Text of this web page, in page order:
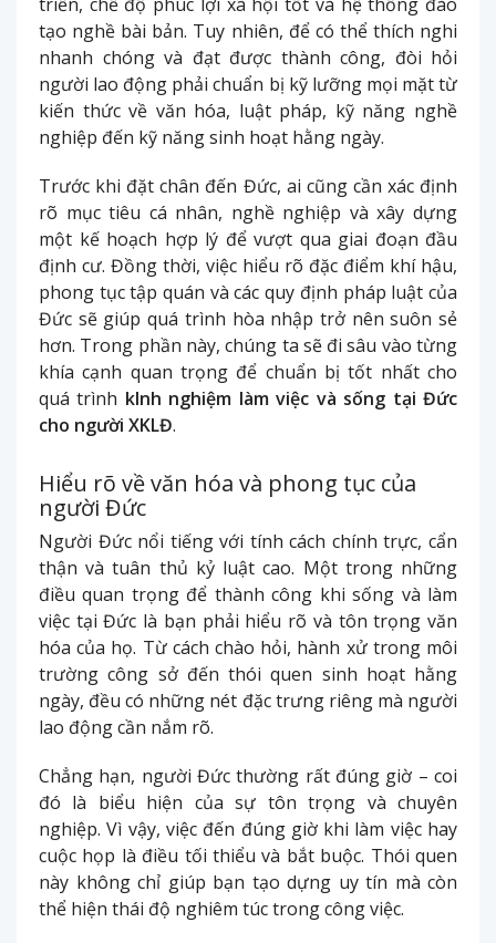
tạo nghề bài bản. Tuy nhiên, để có thể thích nghi
nhanh chóng và đạt được thành công, đòi hỏi
người lao động phải chuẩn bị kỹ lưỡng mọi mặt từ
kiến thức về văn hóa, luật pháp, kỹ năng nghề
nghiệp đến kỹ năng sinh hoạt hằng ngày.
Trước khi đặt chân đến Đức, ai cũng cần xác định
rõ mục tiêu cá nhân, nghề nghiệp và xây dựng
một kế hoạch hợp lý để vượt qua giai đoạn đầu
định cư. Đồng thời, việc hiểu rõ đặc điểm khí hậu,
phong tục tập quán và các quy định pháp luật của
Đức sẽ giúp quá trình hòa nhập trở nên suôn sẻ
hơn. Trong phần này, chúng ta sẽ đi sâu vào từng
khía cạnh quan trọng để chuẩn bị tốt nhất cho
quá trình kInh nghiệm làm việc và sống tại Đức
cho người XKLĐ.
Hiểu rõ về văn hóa và phong tục của
người Đức
Người Đức nổi tiếng với tính cách chính trực, cẩn
thận và tuân thủ kỷ luật cao. Một trong những
điều quan trọng để thành công khi sống và làm
việc tại Đức là bạn phải hiểu rõ và tôn trọng văn
hóa của họ. Từ cách chào hỏi, hành xử trong môi
trường công sở đến thói quen sinh hoạt hằng
ngày, đều có những nét đặc trưng riêng mà người
lao động cần nắm rõ.
Chẳng hạn, người Đức thường rất đúng giờ – coi
đó là biểu hiện của sự tôn trọng và chuyên
nghiệp. Vì vậy, việc đến đúng giờ khi làm việc hay
cuộc họp là điều tối thiểu và bắt buộc. Thói quen
này không chỉ giúp bạn tạo dựng uy tín mà còn
thể hiện thái độ nghiêm túc trong công việc.